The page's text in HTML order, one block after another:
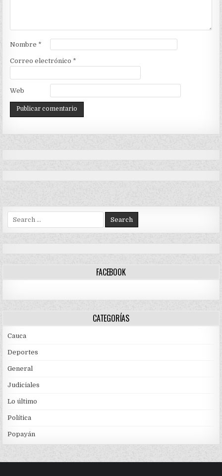
Nombre *
Correo electrónico *
Web
Search
for:
FACEBOOK
CATEGORÍAS
Cauca
Deportes
General
Judiciales
Lo último
Política
Popayán